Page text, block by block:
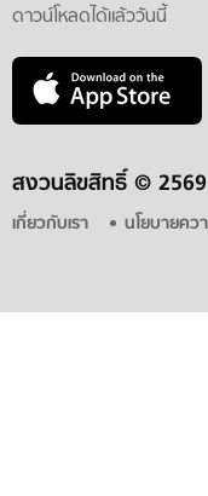
ดาวน์โหลดได้แล้ววันนี้
สงวนลิขสิทธิ์ ©
เกี่ยวกับเรา นโยบายคว